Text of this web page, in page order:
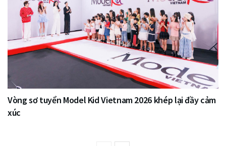
Vòng sơ tuyển Model Kid Vietnam 2026 khép lại đầy cảm
xúc